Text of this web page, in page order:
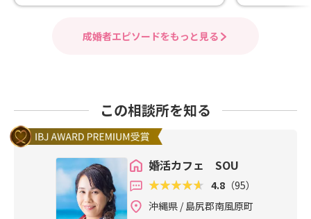
成婚者エピソードをもっと見る
この相談所を知る
婚活カフェ SOU
4.8 （95）
沖縄県 / 島尻郡南風原町